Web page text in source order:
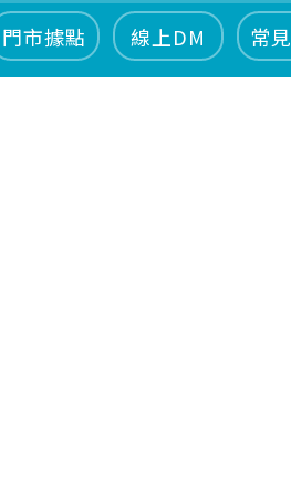
門市據點 線上DM 常